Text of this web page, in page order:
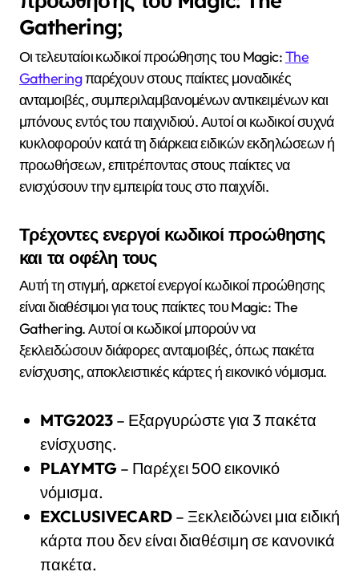
Gathering;
Οι τελευταίοι κωδικοί προώθησης του Magic:The
Gatheringπαρέχουν στους παίκτες μοναδικές
ανταμοιβές, συμπεριλαμβανομένων αντικειμένων και
μπόνους εντός του παιχνιδιού. Αυτοί οι κωδικοί συχνά
κυκλοφορούν κατά τη διάρκεια ειδικών εκδηλώσεων ή
προωθήσεων, επιτρέποντας στους παίκτες να
ενισχύσουν την εμπειρία τους στο παιχνίδι.
Τρέχοντες ενεργοί κωδικοί προώθησης
και τα οφέλη τους
Αυτή τη στιγμή, αρκετοί ενεργοί κωδικοί προώθησης
είναι διαθέσιμοι για τους παίκτες του Magic: The
Gathering. Αυτοί οι κωδικοί μπορούν να
ξεκλειδώσουν διάφορες ανταμοιβές, όπως πακέτα
ενίσχυσης, αποκλειστικές κάρτες ή εικονικό νόμισμα.
MTG2023– Εξαργυρώστε για 3 πακέτα
ενίσχυσης.
PLAYMTG– Παρέχει 500 εικονικό
νόμισμα.
EXCLUSIVECARD– Ξεκλειδώνει μια ειδική
κάρτα που δεν είναι διαθέσιμη σε κανονικά
πακέτα.